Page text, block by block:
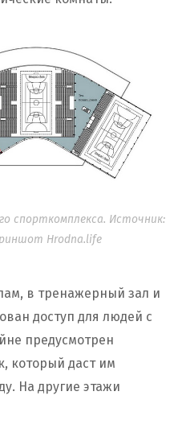
спорткомплекса. Источник:
Hrodna.life
в тренажерный зал и
доступ для людей с
предусмотрен
который даст им
На другие этажи